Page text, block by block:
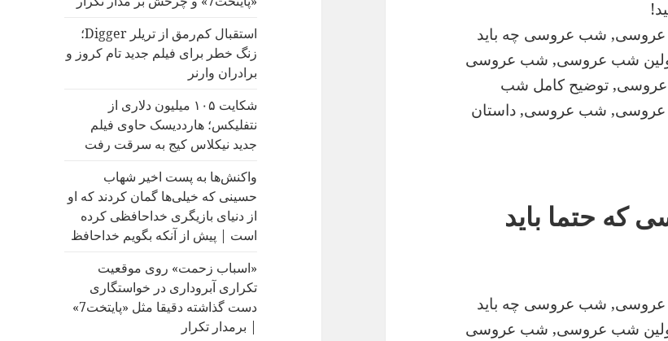
استقبال کم‌رمق از تریلر Digger؛
زنگ خطر برای فیلم جدید تام کروز و
برادران وارنر
شکایت ۱۰۵ میلیون دلاری از
نتفلیکس؛ هارددیسک حاوی فیلم
جدید نیکلاس کیج به سرقت رفت
واکنش‌ها به پست اخیر شهاب
حسینی که خیلی‌ها گمان کردند که او
از دنیای بازیگری خداحافظی کرده
است | پیش از آنکه بگویم خداحافظ
«اسباب زحمت» روی موقعیت
تکراری آبروداری در خواستگاری
دست گذاشته دقیقا مثل «پایتخت7»
| برمدار تکرار
شب عروسی چه باید
شب عروسی, شب عروسی
توضیح کامل شب
شب عروسی, داستان
که حتما باید
شب عروسی چه باید
شب عروسی, شب عروسی